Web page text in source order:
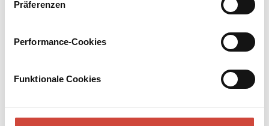
Präferenzen
Performance-Cookies
Funktionale Cookies
komplett, in der richtigen Reihenfolge und mit allen notwendigen
Satzzeichen versehen, gesammelt in einem handlichen, schönen